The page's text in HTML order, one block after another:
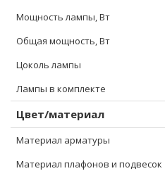
Мощность лампы, Вт
Общая мощность, Вт
Цоколь лампы
Лампы в комплекте
Цвет/материал
Материал арматуры
Материал плафонов и подвесок